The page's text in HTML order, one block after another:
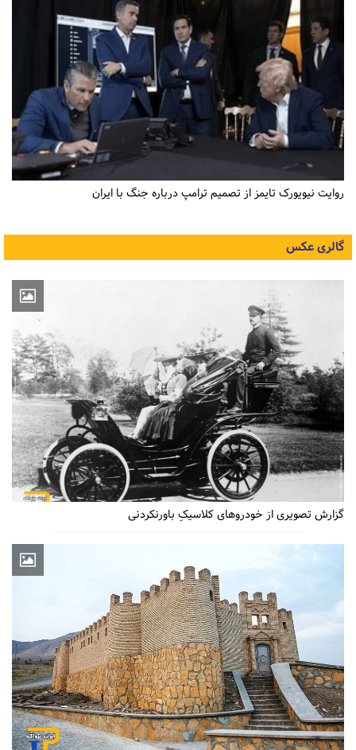
روایت نیویورک تایمز از تصمیم ترامپ درباره جنگ با ایران
گالری عکس
گزارش تصویری از خودروهای کلاسیکِ باورنکردنی